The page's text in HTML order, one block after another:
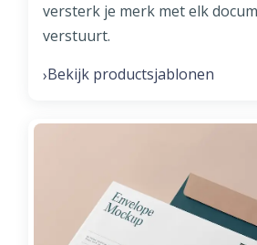
versterk je merk met elk
verstuurt.
›Bekijk productsjablonen